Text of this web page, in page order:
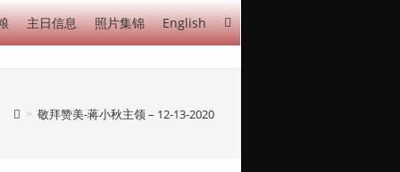
主日信息 照片集锦 English
> 敬拜赞美-蒋小秋主领 – 12-13-2020